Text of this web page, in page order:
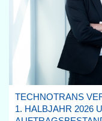
TECHNOTRANS
1. HALBJAHR 2026